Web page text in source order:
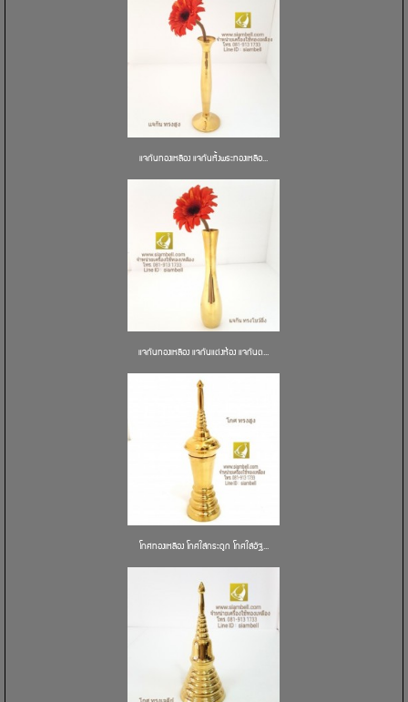
แจกันทองเหลือง แจกันหิ้งพระทองเหลือ...
แจกันทองเหลือง แจกันแต่งห้อง แจกันต...
โกศทองเหลือง โกศใส่กระดูก โกศใส่อัฐ...